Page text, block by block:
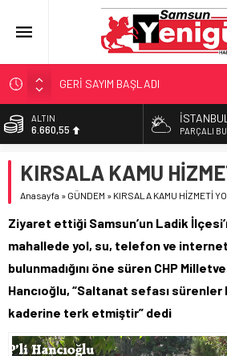
GERİ SAYIM BAŞLADI
SAMSUNSPOR’DA HEDEF
‘BAFRA’YA YATIRIM YAPIN!’
YÖNETİCİ SEÇERKEN YAPILAN EN
ALTIN
6.660,55
13.779,39
DOLAR
55,1881
İSTANBUL
PARÇALI
KIRSALA KAMU
Anasayfa » GÜNDEM » KIRSALA KAMU HİZMETİ
Ziyaret ettiği Samsun’un Ladik
mahallede yol, su, telefon ve internet
bulunmadığını öne süren CHP
Hancıoğlu, “Saltanat sefası
kaderine terk etmiştir” dedi